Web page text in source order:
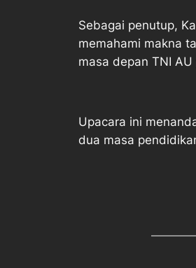
Sebagai penutup,
memahami makna
masa depan TNI
Upacara ini
dua masa